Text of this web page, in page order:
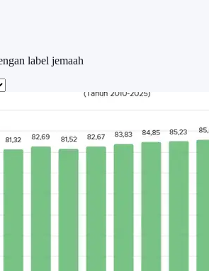
label jemaah